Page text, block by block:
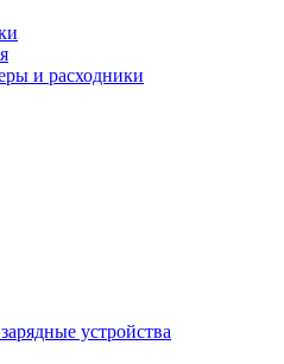
и расходники
устройства